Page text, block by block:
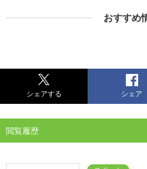
おすすめ
シェアする シェア
閲覧履歴